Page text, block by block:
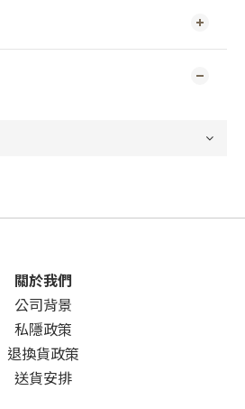
關於我們
公司背景
私隱政策
退換貨政策
送貨安排